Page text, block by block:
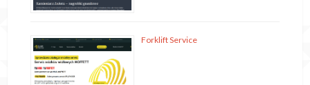
Forklift Service